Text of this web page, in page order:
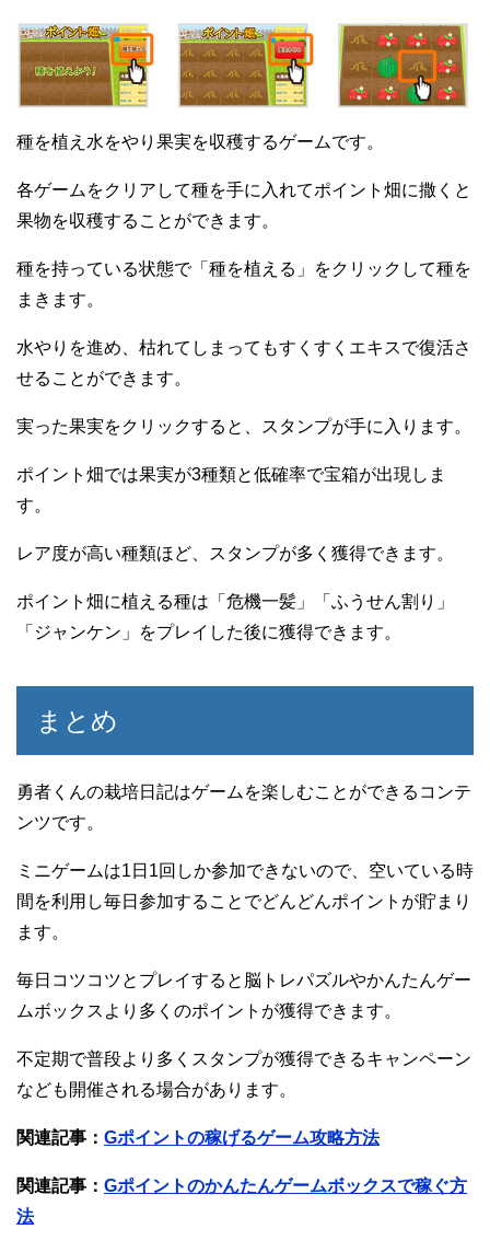
種を植え水をやり果実を収穫するゲームです。
各ゲームをクリアして種を手に入れてポイント畑に撒くと
果物を収穫することができます。
種を持っている状態で「種を植える」をクリックして種を
まきます。
水やりを進め、枯れてしまってもすくすくエキスで復活さ
せることができます。
実った果実をクリックすると、スタンプが手に入ります。
ポイント畑では果実が3種類と低確率で宝箱が出現しま
す。
レア度が高い種類ほど、スタンプが多く獲得できます。
ポイント畑に植える種は「危機一髪」「ふうせん割り」
「ジャンケン」をプレイした後に獲得できます。
まとめ
勇者くんの栽培日記はゲームを楽しむことができるコンテ
ンツです。
ミニゲームは1日1回しか参加できないので、空いている時
間を利用し毎日参加することでどんどんポイントが貯まり
ます。
毎日コツコツとプレイすると脳トレパズルやかんたんゲー
ムボックスより多くのポイントが獲得できます。
不定期で普段より多くスタンプが獲得できるキャンペーン
なども開催される場合があります。
関連記事： Gポイントの稼げるゲーム攻略方法
関連記事： Gポイントのかんたんゲームボックスで稼ぐ方
法